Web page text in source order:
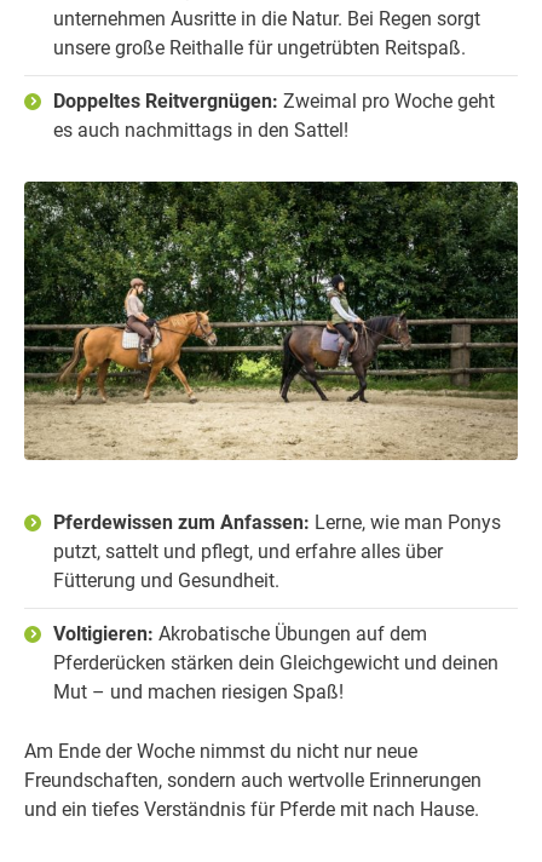
unternehmen Ausritte in die Natur. Bei Regen sorgt
unsere große Reithalle für ungetrübten Reitspaß.
Doppeltes Reitvergnügen: Zweimal pro Woche geht
es auch nachmittags in den Sattel!
Pferdewissen zum Anfassen: Lerne, wie man Ponys
putzt, sattelt und pflegt, und erfahre alles über
Fütterung und Gesundheit.
Voltigieren: Akrobatische Übungen auf dem
Pferderücken stärken dein Gleichgewicht und deinen
Mut – und machen riesigen Spaß!
Am Ende der Woche nimmst du nicht nur neue
Freundschaften, sondern auch wertvolle Erinnerungen
und ein tiefes Verständnis für Pferde mit nach Hause.